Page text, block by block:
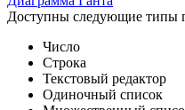
Доступны следующие типы
Число
Строка
Текстовый редактор
Одиночный список